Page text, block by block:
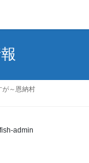
が～恩納村
admin